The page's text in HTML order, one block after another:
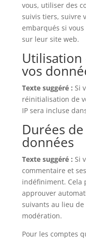
vous, utiliser des
suivis tiers, suivre
embarqués si vous
sur leur site web.
vos
Texte suggéré : Si
réinitialisation de
IP sera incluse
Durées
données
Texte suggéré : Si
commentaire et
indéfiniment. Cela
approuver
suivants au lieu
modération.
Pour les comptes